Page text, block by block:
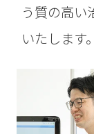
う質の高い
いたします。